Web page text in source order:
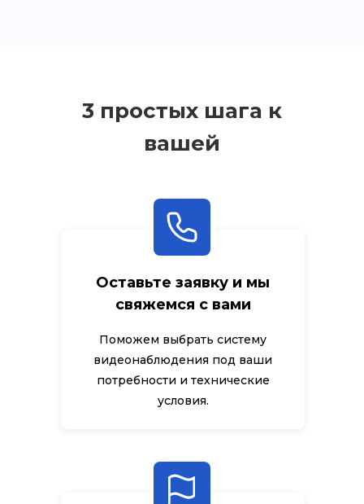
3 простых шага к
вашей
Оставьте заявку и мы
свяжемся с вами
Поможем выбрать систему
видеонаблюдения под ваши
потребности и технические
условия.